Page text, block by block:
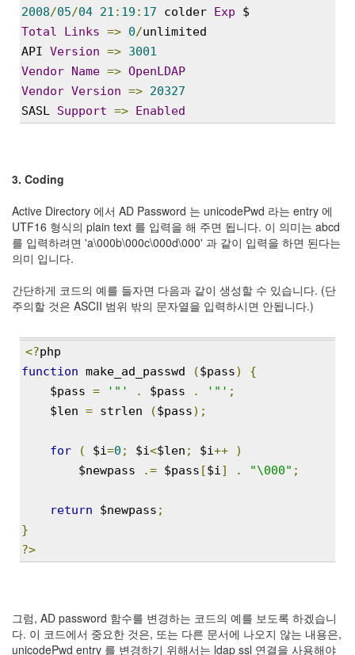
2008/05/04 21 : 19 : 17 colder Exp $
Total
Links => 0/unlimited
API Version => 3001
Vendor Name => OpenLDAP
Vendor Version => 20327
SASL Support => Enabled
3. Coding
Active Directory 에서 AD Password 는 unicodePwd 라는 entry 에
UTF16 형식의 plain text 를 입력을 해 주면 됩니다. 이 의미는 abcd
를 입력하려면 'a\000b\000c\000d\000' 과 같이 입력을 하면 된다는
의미 입니다.
간단하게 코드의 예를 들자면 다음과 같이 생성할 수 있습니다. (단
주의할 것은 ASCII 범위 밖의 문자열을 입력하시면 안됩니다.)
<?php
function make_ad_passwd ($pass)
{
$pass = '"' . $pass . '"' ;
$len = strlen ($pass);
for ( $i=0 ; $i<$len ; $i++
)
$newpass
.= $pass [$i] . "\000" ;
return $newpass ;
}
?>
그럼, AD password 함수를 변경하는 코드의 예를 보도록 하겠습니
다. 이 코드에서 중요한 것은, 또는 다른 문서에 나오지 않는 내용은,
unicodePwd entry 를 변경하기 위해서는 ldap ssl 연결을 사용해야
녕
리
눅
스
42
프
로
그
Mozilla
Tip
&
Trick
18
3
Scuba
0
제
품
1.5V
Li-
ion
김
정